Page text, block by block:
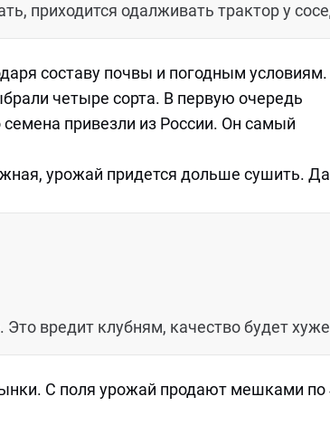
приходится одалживать трактор у
составу почвы и погодным
четыре сорта. В первую очередь
привезли из России. Он самый
урожай придется дольше сушить.
вредит клубням, качество будет
С поля урожай продают мешками по